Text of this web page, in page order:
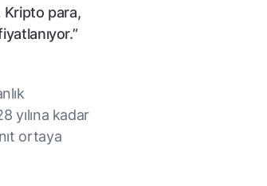
Kripto para,
yılına kadar
ortaya